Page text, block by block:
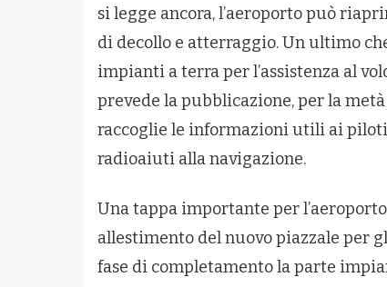
si legge ancora, l’aeroporto può
di decollo e atterraggio. Un ultimo
impianti a terra per l’assistenza al
prevede la pubblicazione, per la
raccoglie le informazioni utili ai
radioaiuti alla navigazione.
Una tappa importante per
allestimento del nuovo piazzale per
fase di completamento la parte